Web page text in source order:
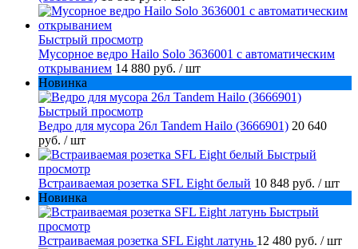
Быстрый просмотр
Мусорное ведро Hailo Solo 3636001 с автоматическим
открыванием 14 880 руб. / шт
Новинка
Быстрый просмотр
Ведро для мусора 26л Tandem Hailo (3666901) 20 640
руб. / шт
Быстрый
просмотр
Встраиваемая розетка SFL Eight белый 10 848 руб. / шт
Новинка
Быстрый
просмотр
Встраиваемая розетка SFL Eight латунь 12 480 руб. / шт